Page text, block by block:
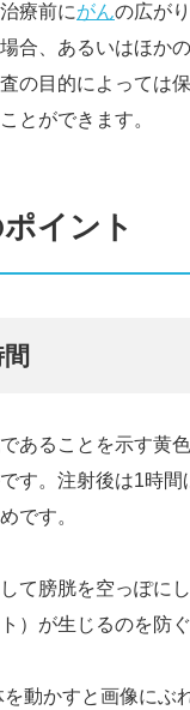
療前にがんの広が
合、あるいはほか
の目的によっては
とができます。
イント
あることを示す黄
す。注射後は1時
です。
て膀胱を空っぽに
）が生じるのを防
動かすと画像に